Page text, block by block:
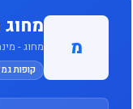
מ
מחוג
מחוג -
קופות